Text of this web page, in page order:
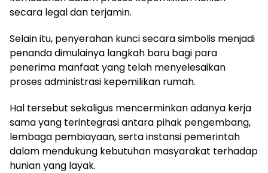
secara legal dan terjamin.
Selain itu, penyerahan kunci secara simbolis menjadi
penanda dimulainya langkah baru bagi para
penerima manfaat yang telah menyelesaikan
proses administrasi kepemilikan rumah.
Hal tersebut sekaligus mencerminkan adanya kerja
sama yang terintegrasi antara pihak pengembang,
lembaga pembiayaan, serta instansi pemerintah
dalam mendukung kebutuhan masyarakat terhadap
hunian yang layak.